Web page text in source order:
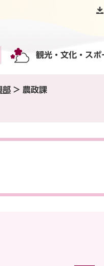
観光・文化・スポ
部 > 農政課